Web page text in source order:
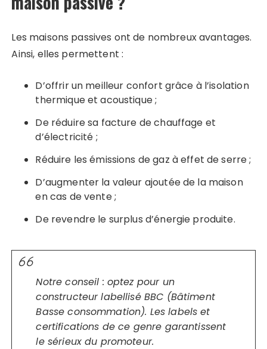
Les maisons passives ont de nombreux avantages.
Ainsi, elles permettent :
D’offrir un meilleur confort grâce à l’isolation
thermique et acoustique ;
De réduire sa facture de chauffage et
d’électricité ;
Réduire les émissions de gaz à effet de serre ;
D’augmenter la valeur ajoutée de la maison
en cas de vente ;
De revendre le surplus d’énergie produite.
Notre conseil : optez pour un
constructeur labellisé BBC (Bâtiment
Basse consommation). Les labels et
certifications de ce genre garantissent
le sérieux du promoteur.